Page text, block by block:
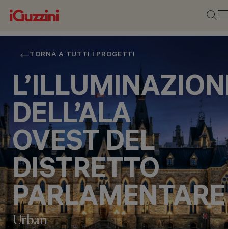
TORNA A TUTTI I PROGETTI
DELL’ALA
OVEST DEL
DISTRETTO
PARLAMENTARE
Urban